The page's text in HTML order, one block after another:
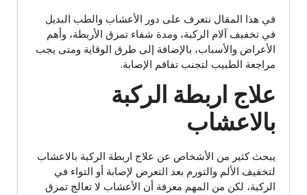
في هذا المقال نتعرف على دور الأعشاب والطب البديل
في تخفيف آلام الركبة، ومدة شفاء تمزق الأربطة، وأهم
الأعراض والأسباب، بالإضافة إلى طرق الوقاية ومتى يجب
مراجعة الطبيب لتجنب تفاقم الإصابة.
علاج اربطة الركبة
بالاعشاب
يبحث كثير من الأشخاص عن علاج اربطة الركبة بالاعشاب
لتخفيف الألم والتورم بعد التعرض لإصابة أو التواء في
الركبة، لكن من المهم معرفة أن الأعشاب لا تعالج تمزق